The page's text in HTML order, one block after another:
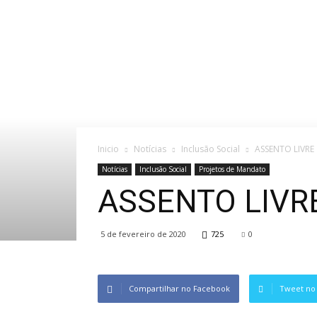
Inicio Notícias Inclusão Social ASSENTO LIVRE
Notícias Inclusão Social Projetos de Mandato
ASSENTO
5 de fevereiro de 2020 725 0
Compartilhar no Facebook Tweet